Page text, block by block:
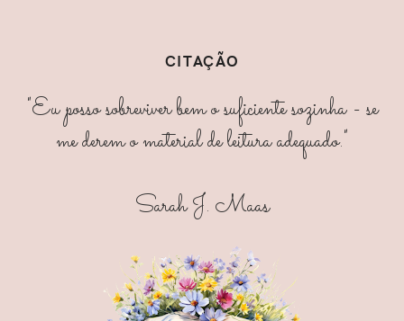
CITAÇÃO
"Eu posso sobreviver bem o suficiente sozinha - se
me derem o material de leitura adequado."
Sarah J. Maas